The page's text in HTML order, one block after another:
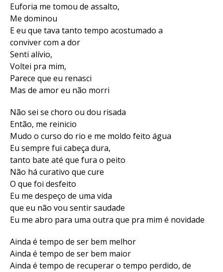
Euforia me tomou de assalto,
Me dominou
E eu que tava tanto tempo acostumado a
conviver com a dor
Senti alívio,
Voltei pra mim,
Parece que eu renasci
Mas de amor eu não morri
Não sei se choro ou dou risada
Então, me reinicio
Mudo o curso do rio e me moldo feito água
Eu sempre fui cabeça dura,
tanto bate até que fura o peito
Não há curativo que cure
O que foi desfeito
Eu me despeço de uma vida
que eu não vou sentir saudade
Eu me abro para uma outra que pra mim é novidade
Ainda é tempo de ser bem melhor
Ainda é tempo de ser bem maior
Ainda é tempo de recuperar o tempo perdido, de